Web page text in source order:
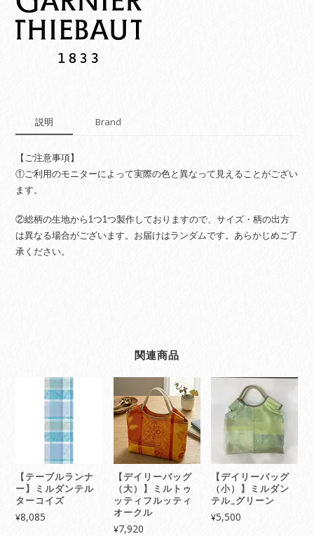
説明 Brand
【ご注意事項】
①ご利用のモニターによって実際の色と異なって見えることがござい
ます。
②総柄の生地から1つ1つ製作しておりますので、サイズ・柄の出方
は異なる場合がございます。お届けはランダムです。あらかじめご了
承ください。
関連商品
【テーブルランナ
ー】ミルダンテル
ターコイズ
¥8,085
【デイリーバッグ
（大）】ミルトゥ
ッティフルッティ
オークル
¥7,920
【デイリーバッグ
（小）】ミルダン
テル_グリーン
¥5,500